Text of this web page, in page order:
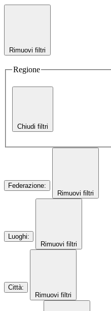
Rimuovi filtri
Regione
Chiudi filtri
Federazione:
Rimuovi filtri
Luoghi:
Rimuovi filtri
Città:
Rimuovi filtri